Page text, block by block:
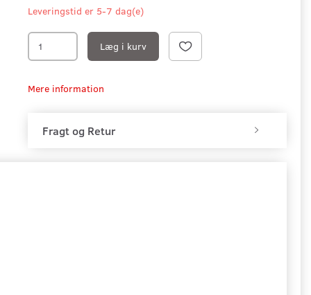
Leveringstid er 5-7 dag(e)
Læg i kurv
Mere information
Fragt og Retur